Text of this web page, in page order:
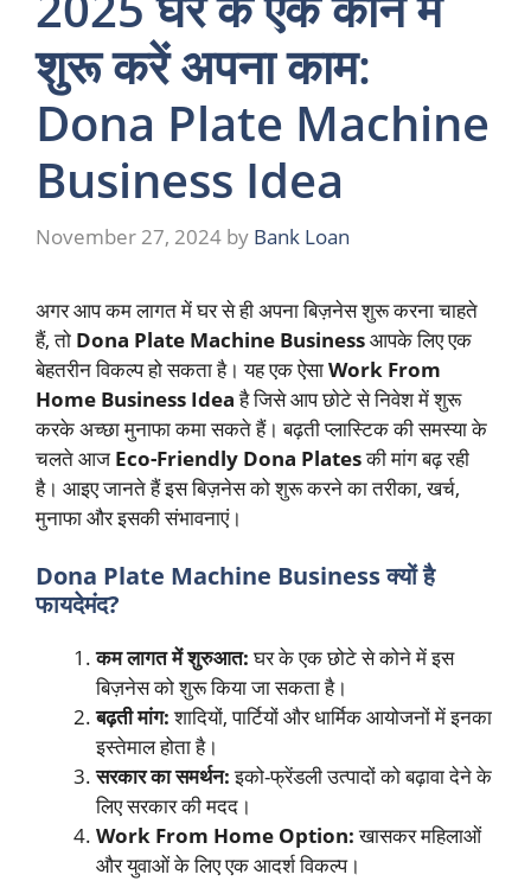
शुरू करें अपना काम:
Dona Plate Machine
Business Idea
November 27, 2024 by Bank Loan
अगर आप कम लागत में घर से ही अपना बिज़नेस शुरू करना चाहते
हैं, तो Dona Plate Machine Businessआपके लिए एक
बेहतरीन विकल्प हो सकता है। यह एक ऐसाWork From
Home Business Ideaहै जिसे आप छोटे से निवेश में शुरू
करके अच्छा मुनाफा कमा सकते हैं। बढ़ती प्लास्टिक की समस्या के
चलते आज Eco-Friendly Dona Platesकी मांग बढ़ रही
है। आइए जानते हैं इस बिज़नेस को शुरू करने का तरीका, खर्च,
मुनाफा और इसकी संभावनाएं।
Dona Plate Machine Business क्यों है
फायदेमंद?
कम लागत में शुरुआत:घर के एक छोटे से कोने में इस
बिज़नेस को शुरू किया जा सकता है।
बढ़ती मांग:शादियों, पार्टियों और धार्मिक आयोजनों में इनका
इस्तेमाल होता है।
सरकार का समर्थन:इको-फ्रेंडली उत्पादों को बढ़ावा देने के
लिए सरकार की मदद।
Work From Home Option:खासकर महिलाओं
और युवाओं के लिए एक आदर्श विकल्प।